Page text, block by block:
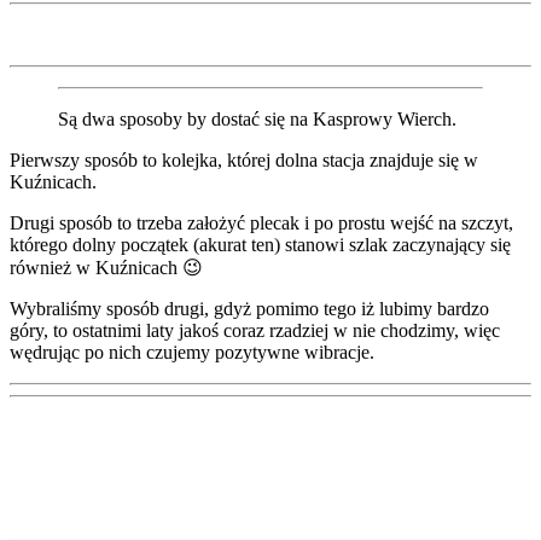
Są dwa sposoby by dostać się na Kasprowy Wierch.
Pierwszy sposób to kolejka, której dolna stacja znajduje się w
Kuźnicach.
Drugi sposób to trzeba założyć plecak i po prostu wejść na szczyt,
którego dolny początek (akurat ten) stanowi szlak zaczynający się
również w Kuźnicach 😉
Wybraliśmy sposób drugi, gdyż pomimo tego iż lubimy bardzo
góry, to ostatnimi laty jakoś coraz rzadziej w nie chodzimy, więc
wędrując po nich czujemy pozytywne wibracje.